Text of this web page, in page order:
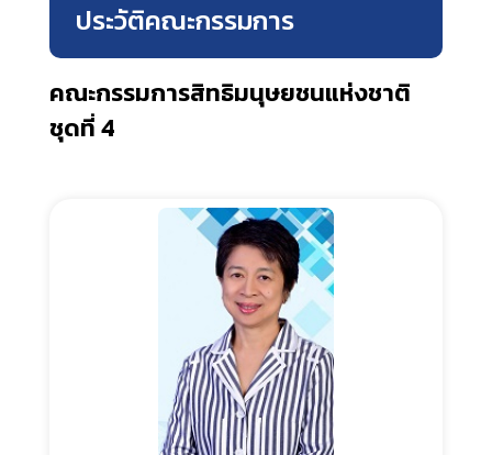
ประวัติคณะกรรมการ
คณะกรรมการสิทธิมนุษยชนแห่งชาติ
ชุดที่ 4